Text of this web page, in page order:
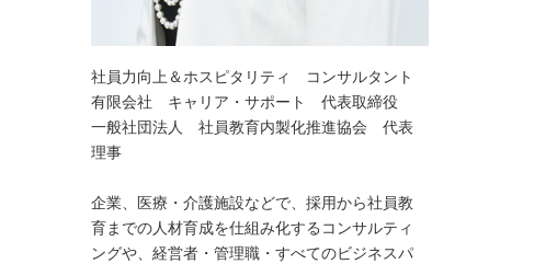
社員力向上＆ホスピタリティ コンサルタント
有限会社 キャリア・サポート 代表取締役
一般社団法人 社員教育内製化推進協会 代表
理事
企業、医療・介護施設などで、採用から社員教
育までの人材育成を仕組み化するコンサルティ
ングや、経営者・管理職・すべてのビジネスパ